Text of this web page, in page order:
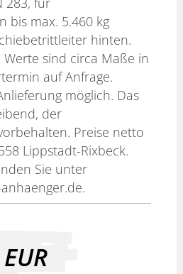
bis max. 5.460 kg
hinten.
Werte sind circa Maße in
auf Anfrage.
möglich. Das
der
Preise netto
Lippstadt-Rixbeck.
Sie unter
EUR